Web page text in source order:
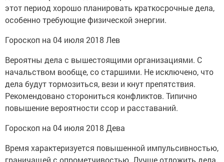
этот период хорошо планировать краткосрочные дела,
особенно требующие физической энергии.
Гороскоп на 04 июля 2018 Лев
Вероятны дела с вышестоящими организациями. С
начальством вообще, со старшими. Не исключено, что
дела будут тормозиться, вези и кнут препятствия.
Рекомендовано сторониться конфликтов. Типично
повышение вероятности ссор и расставаний.
Гороскоп на 04 июля 2018 Дева
Время характеризуется повышенной импульсивностью,
граничащей с опрометчивостью. Лучше отложить дела,